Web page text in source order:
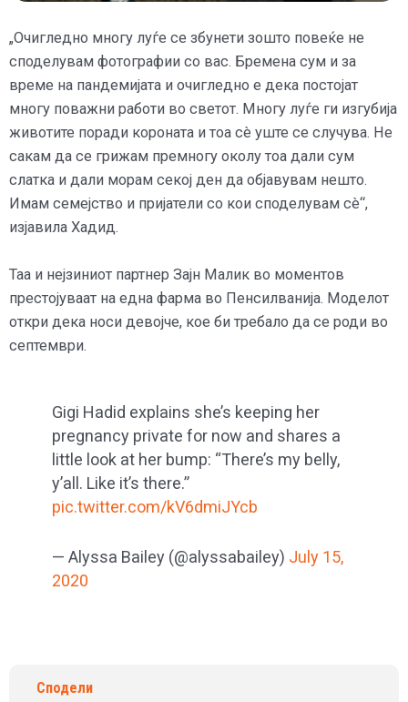
„Очигледно многу луѓе се збунети зошто повеќе не
споделувам фотографии со вас. Бремена сум и за
време на пандемијата и очигледно е дека постојат
многу поважни работи во светот. Многу луѓе ги изгубија
животите поради короната и тоа сè уште се случува. Не
сакам да се грижам премногу околу тоа дали сум
слатка и дали морам секој ден да објавувам нешто.
Имам семејство и пријатели со кои споделувам сè“,
изјавила Хадид.
Таа и нејзиниот партнер Зајн Малик во моментов
престојуваат на една фарма во Пенсилванија. Моделот
откри дека носи девојче, кое би требало да се роди во
септември.
Gigi Hadid explains she’s keeping her
pregnancy private for now and shares a
little look at her bump: “There’s my belly,
y’all. Like it’s there.”
pic.twitter.com/kV6dmiJYcb
— Alyssa Bailey (@alyssabailey) July 15,
2020
Сподели